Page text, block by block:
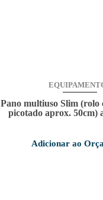
Pano multiuso Slim (rolo
picotado aprox. 50cm)
Adicionar ao